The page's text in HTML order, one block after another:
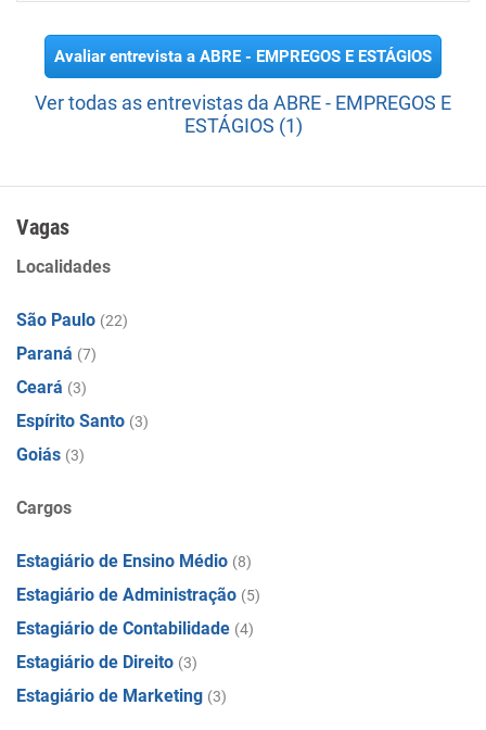
Avaliar entrevista a ABRE - EMPREGOS E ESTÁGIOS
Ver todas as entrevistas da ABRE - EMPREGOS E
ESTÁGIOS (1)
Vagas
Localidades
São Paulo (22)
Paraná (7)
Ceará (3)
Espírito Santo (3)
Goiás (3)
Cargos
Estagiário de Ensino Médio (8)
Estagiário de Administração (5)
Estagiário de Contabilidade (4)
Estagiário de Direito (3)
Estagiário de Marketing (3)